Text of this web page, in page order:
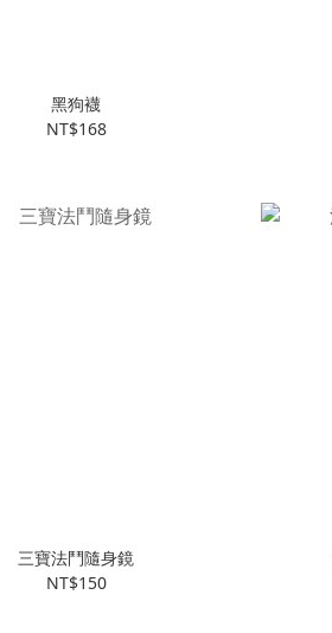
黑狗襪
NT$168
三寶法鬥隨身鏡
NT$150